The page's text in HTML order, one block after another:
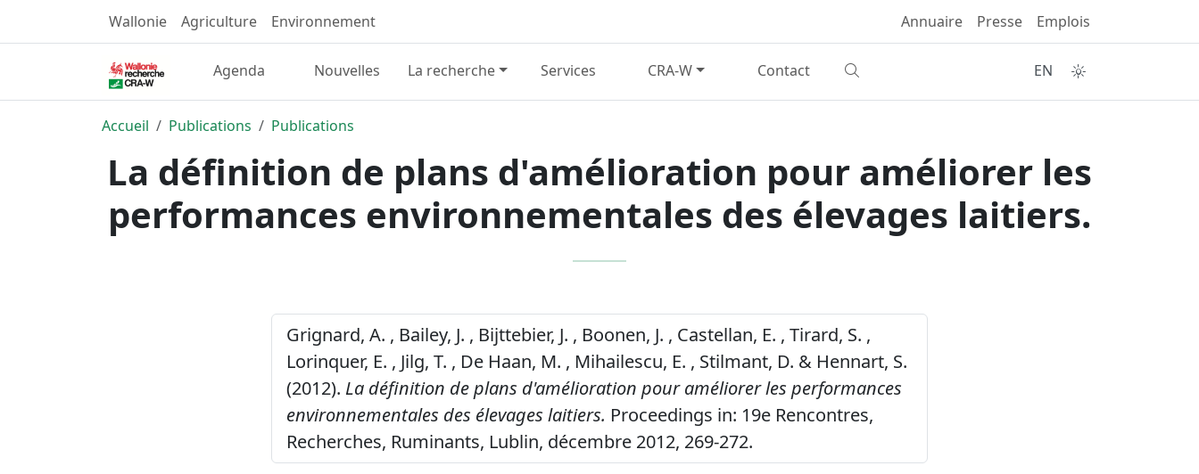
Wallonie Agriculture Environnement Annuaire Presse Emplois
Agenda Nouvelles La recherche Services CRA-W Contact EN
Accueil Publications Publications
La définition de plans d'amélioration pour améliorer les
performances environnementales des élevages laitiers.
Grignard, A. , Bailey, J. , Bijttebier, J. , Boonen, J. , Castellan, E. , Tirard, S. ,
Lorinquer, E. , Jilg, T. , De Haan, M. , Mihailescu, E. , Stilmant, D. & Hennart, S.
(2012). La définition de plans d'amélioration pour améliorer les performances
environnementales des élevages laitiers. Proceedings in: 19e Rencontres,
Recherches, Ruminants, Lublin, décembre 2012, 269-272.